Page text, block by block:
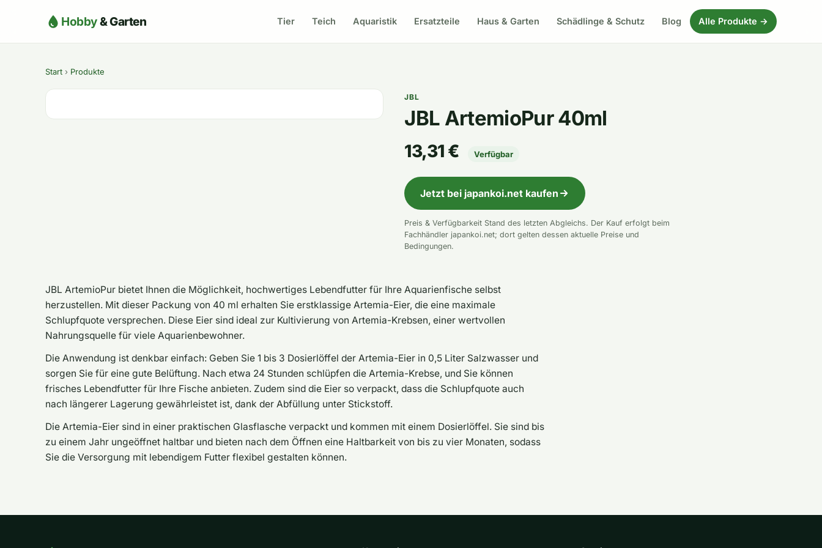
Hobby& Garten Tier Teich Aquaristik Ersatzteile Haus & Garten Schädlinge & Schutz Blog Alle Produkte →
Start › Produkte
JBL
JBL ArtemioPur 40ml
13,31 € Verfügbar
Jetzt bei japankoi.net kaufen
Preis & Verfügbarkeit Stand des letzten Abgleichs. Der Kauf erfolgt beim
Fachhändler japankoi.net; dort gelten dessen aktuelle Preise und
Bedingungen.
JBL ArtemioPur bietet Ihnen die Möglichkeit, hochwertiges Lebendfutter für Ihre Aquarienfische selbst
herzustellen. Mit dieser Packung von 40 ml erhalten Sie erstklassige Artemia-Eier, die eine maximale
Schlupfquote versprechen. Diese Eier sind ideal zur Kultivierung von Artemia-Krebsen, einer wertvollen
Nahrungsquelle für viele Aquarienbewohner.
Die Anwendung ist denkbar einfach: Geben Sie 1 bis 3 Dosierlöffel der Artemia-Eier in 0,5 Liter Salzwasser und
sorgen Sie für eine gute Belüftung. Nach etwa 24 Stunden schlüpfen die Artemia-Krebse, und Sie können
frisches Lebendfutter für Ihre Fische anbieten. Zudem sind die Eier so verpackt, dass die Schlupfquote auch
nach längerer Lagerung gewährleistet ist, dank der Abfüllung unter Stickstoff.
Die Artemia-Eier sind in einer praktischen Glasflasche verpackt und kommen mit einem Dosierlöffel. Sie sind bis
zu einem Jahr ungeöffnet haltbar und bieten nach dem Öffnen eine Haltbarkeit von bis zu vier Monaten, sodass
Sie die Versorgung mit lebendigem Futter flexibel gestalten können.